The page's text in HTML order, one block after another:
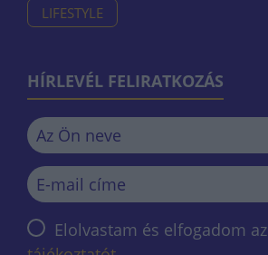
LIFESTYLE
HÍRLEVÉL FELIRATKOZÁS
Elolvastam és elfogadom az